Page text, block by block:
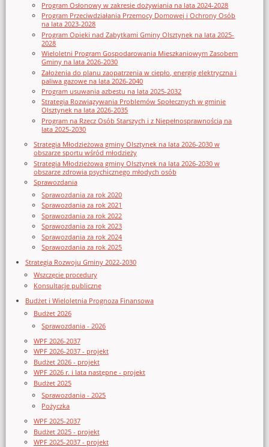
Program Osłonowy w zakresie dożywiania na lata 2024-2028
Program Przeciwdziałania Przemocy Domowej i Ochrony Osób
na lata 2023-2028
Program Opieki nad Zabytkami Gminy Olsztynek na lata 2025-
2028
Wieloletni Program Gospodarowania Mieszkaniowym Zasobem
Gminy na lata 2026-2030
Założenia do planu zaopatrzenia w ciepło, energię elektryczna i
paliwa gazowe na lata 2026-2040
Program usuwania azbestu na lata 2025-2032
Strategia Rozwiązywania Problemów Społecznych w gminie
Olsztynek na lata 2026-2035
Program na Rzecz Osób Starszych i z Niepełnosprawnością na
lata 2025-2030
Strategia Młodzieżowa gminy Olsztynek na lata 2026-2030 w
obszarze sportu wśród młodzieży
Strategia Młodzieżowa gminy Olsztynek na lata 2026-2030 w
obszarze zdrowia psychicznego młodych osób
Sprawozdania
Sprawozdania za rok 2020
Sprawozdania za rok 2021
Sprawozdania za rok 2022
Sprawozdania za rok 2023
Sprawozdania za rok 2024
Sprawozdania za rok 2025
Strategia Rozwoju Gminy 2022-2030
Wszczęcie procedury
Konsultacje publiczne
Budżet i Wieloletnia Prognoza Finansowa
Budżet 2026
Sprawozdania - 2026
WPF 2026-2037
WPF 2026-2037 - projekt
Budżet 2026 - projekt
WPF 2026 r. i lata następne - projekt
Budżet 2025
Sprawozdania - 2025
Pożyczka
WPF 2025-2037
Budżet 2025 - projekt
WPF 2025-2037 - projekt